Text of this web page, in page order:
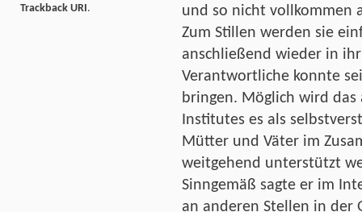
und so nicht vollkommen
Zum Stillen werden sie
anschließend wieder in
Verantwortliche konnte
bringen. Möglich wird das
Institutes es als
Mütter und Väter im
weitgehend unterstützt
Sinngemäß sagte er im
an anderen Stellen in der
Trackback URI.